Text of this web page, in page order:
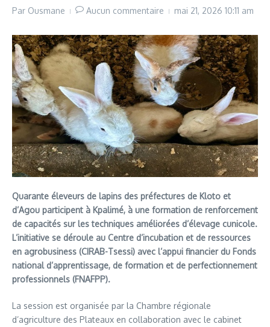
Par Ousmane Aucun commentaire mai 21, 2026 10:11 am
Quarante éleveurs de lapins des préfectures de Kloto et
d’Agou participent à Kpalimé, à une formation de renforcement
de capacités sur les techniques améliorées d’élevage cunicole.
L’initiative se déroule au Centre d’incubation et de ressources
en agrobusiness (CIRAB-Tsessi) avec l’appui financier du Fonds
national d’apprentissage, de formation et de perfectionnement
professionnels (FNAFPP).
La session est organisée par la Chambre régionale
d’agriculture des Plateaux en collaboration avec le cabinet